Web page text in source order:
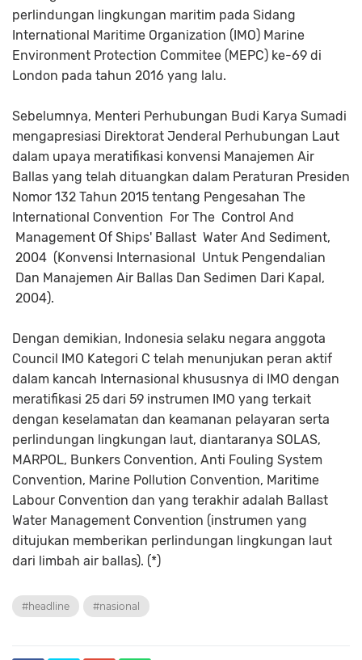
perlindungan lingkungan maritim pada Sidang
International Maritime Organization (IMO) Marine
Environment Protection Commitee (MEPC) ke-69 di
London pada tahun 2016 yang lalu.
Sebelumnya, Menteri Perhubungan Budi Karya Sumadi
mengapresiasi Direktorat Jenderal Perhubungan Laut
dalam upaya meratifikasi konvensi Manajemen Air
Ballas yang telah dituangkan dalam Peraturan Presiden
Nomor 132 Tahun 2015 tentang Pengesahan The
International Convention For The Control And
Management Of Ships' Ballast Water And Sediment,
2004 (Konvensi Internasional Untuk Pengendalian
Dan Manajemen Air Ballas Dan Sedimen Dari Kapal,
2004).
Dengan demikian, Indonesia selaku negara anggota
Council IMO Kategori C telah menunjukan peran aktif
dalam kancah Internasional khususnya di IMO dengan
meratifikasi 25 dari 59 instrumen IMO yang terkait
dengan keselamatan dan keamanan pelayaran serta
perlindungan lingkungan laut, diantaranya SOLAS,
MARPOL, Bunkers Convention, Anti Fouling System
Convention, Marine Pollution Convention, Maritime
Labour Convention dan yang terakhir adalah Ballast
Water Management Convention (instrumen yang
ditujukan memberikan perlindungan lingkungan laut
dari limbah air ballas). (*)
#headline #nasional